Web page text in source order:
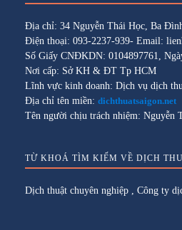
Địa chỉ: 34 Nguyễn Thái Học, Ba
Điện thoại: 093-2237-939- Email:
Số Giấy CNĐKDN: 0104897761,
Nơi cấp: Sở KH & ĐT Tp HCM
Lĩnh vực kinh doanh: Dịch vụ dịch
Địa chỉ tên miền: dichthuatsaigon.net
Tên người chịu trách nhiệm: Nguyễn
TỪ KHOÁ TÌM KIẾM VỀ DỊCH
Dịch thuật chuyên nghiệp , Công ty